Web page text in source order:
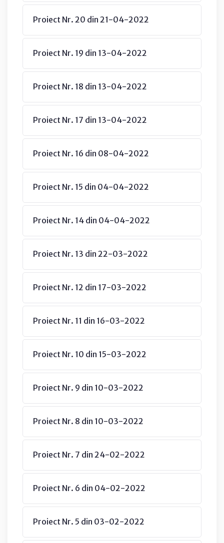
Proiect Nr. 20 din 21-04-2022
Proiect Nr. 19 din 13-04-2022
Proiect Nr. 18 din 13-04-2022
Proiect Nr. 17 din 13-04-2022
Proiect Nr. 16 din 08-04-2022
Proiect Nr. 15 din 04-04-2022
Proiect Nr. 14 din 04-04-2022
Proiect Nr. 13 din 22-03-2022
Proiect Nr. 12 din 17-03-2022
Proiect Nr. 11 din 16-03-2022
Proiect Nr. 10 din 15-03-2022
Proiect Nr. 9 din 10-03-2022
Proiect Nr. 8 din 10-03-2022
Proiect Nr. 7 din 24-02-2022
Proiect Nr. 6 din 04-02-2022
Proiect Nr. 5 din 03-02-2022